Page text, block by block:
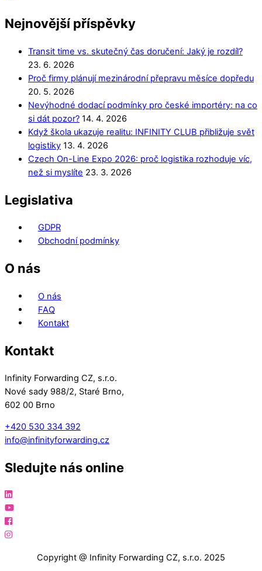
Nejnovější příspěvky
Transit time vs. skutečný čas doručení: Jaký je rozdíl?
23. 6. 2026
Proč firmy plánují mezinárodní přepravu měsíce dopředu
20. 5. 2026
Nevýhodné dodací podmínky pro české importéry: na co
si dát pozor? 14. 4. 2026
Když škola ukazuje realitu: INFINITY CLUB přibližuje svět
logistiky 13. 4. 2026
Czech On-Line Expo 2026: proč logistika rozhoduje víc,
než si myslíte 23. 3. 2026
Legislativa
GDPR
Obchodní podmínky
O nás
O nás
FAQ
Kontakt
Kontakt
Infinity Forwarding CZ, s.r.o.
Nové sady 988/2, Staré Brno,
602 00 Brno
+420 530 334 392
info@infinityforwarding.cz
Sledujte nás online
Copyright @ Infinity Forwarding CZ, s.r.o. 2025